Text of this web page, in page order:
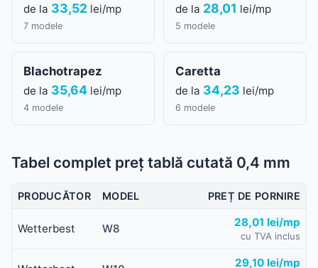
de la 33,52 lei/mp
7 modele
de la 28,01 lei/mp
5 modele
Blachotrapez
de la 35,64 lei/mp
4 modele
Caretta
de la 34,23 lei/mp
6 modele
Tabel complet preț tablă cutată 0,4 mm
PRODUCĂTOR MODEL PREȚ DE PORNIRE
Wetterbest W8 28,01 lei/mp
cu TVA inclus
29,10 lei/mp